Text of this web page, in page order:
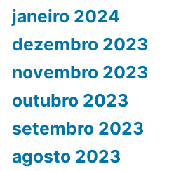
janeiro 2024
dezembro 2023
novembro 2023
outubro 2023
setembro 2023
agosto 2023